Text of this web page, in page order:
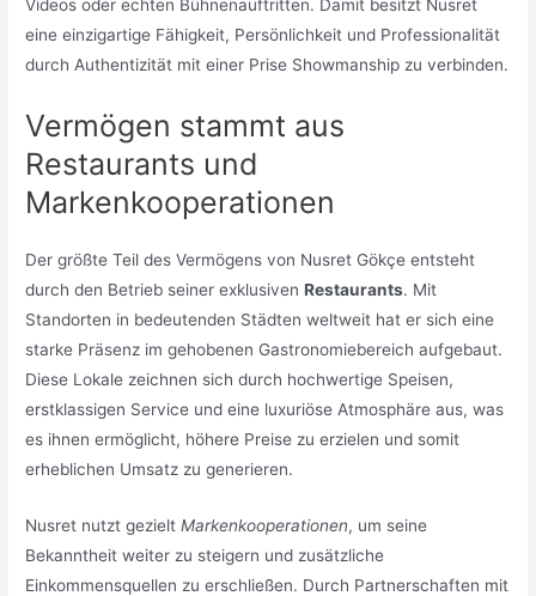
Videos oder echten Bühnenauftritten. Damit besitzt Nusret
eine einzigartige Fähigkeit, Persönlichkeit und Professionalität
durch Authentizität mit einer Prise Showmanship zu verbinden.
Vermögen stammt aus
Restaurants und
Markenkooperationen
Der größte Teil des Vermögens von Nusret Gökçe entsteht
durch den Betrieb seiner exklusivenRestaurants. Mit
Standorten in bedeutenden Städten weltweit hat er sich eine
starke Präsenz im gehobenen Gastronomiebereich aufgebaut.
Diese Lokale zeichnen sich durch hochwertige Speisen,
erstklassigen Service und eine luxuriöse Atmosphäre aus, was
es ihnen ermöglicht, höhere Preise zu erzielen und somit
erheblichen Umsatz zu generieren.
Nusret nutzt gezieltMarkenkooperationen, um seine
Bekanntheit weiter zu steigern und zusätzliche
Einkommensquellen zu erschließen. Durch Partnerschaften mit